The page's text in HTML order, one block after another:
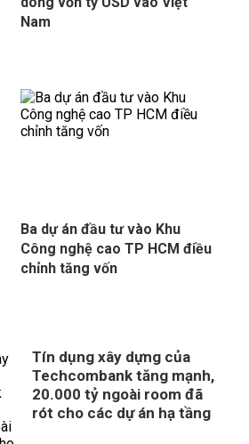
Nam
Ba dự án đầu tư vào Khu
Công nghệ cao TP HCM điều
chỉnh tăng vốn
Tín dụng xây dựng của
Techcombank tăng mạnh,
20.000 tỷ ngoài room đã
rót cho các dự án hạ tầng